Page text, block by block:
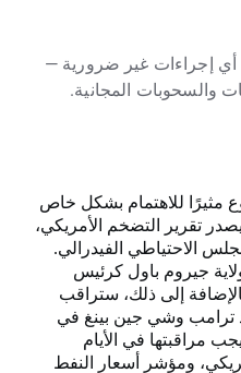
إجراءات غير ضرورية —
والسحوبات المجانية.
مثيرًا للاهتمام بشكل خاص
تقرير التضخم الأمريكي،
الاحتياطي الفيدرالي.
جيروم باول كرئيس
إلى ذلك، ستراقب
ترامب وشي جين بينغ في
مراقبتها في الأيام
ومؤشر أسعار النفط